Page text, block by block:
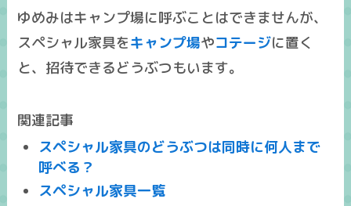
ゆめみはキャンプ場に呼ぶことはできませんが、
スペシャル家具をキャンプ場やコテージに置く
と、招待できるどうぶつもいます。
関連記事
スペシャル家具のどうぶつは同時に何人まで
呼べる？
スペシャル家具一覧